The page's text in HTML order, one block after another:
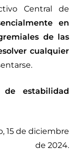
Central de
en
de las
cualquier
de estabilidad
15 de diciembre
de 2024.